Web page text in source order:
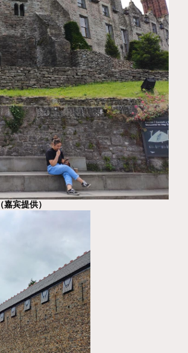
一趟隔着黃沙与
对望、一场为奇
叹的视觉盛宴。
踩着尘土与...
亲爱的读者朋
友：“七月七，是
儿节，只这名字
无限的温柔！”七
宾提供）